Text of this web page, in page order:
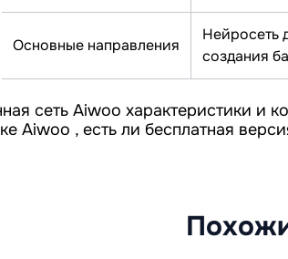
Основные направления
Нейросеть
создания
сеть Aiwoo характеристики и
Aiwoo , есть ли бесплатная